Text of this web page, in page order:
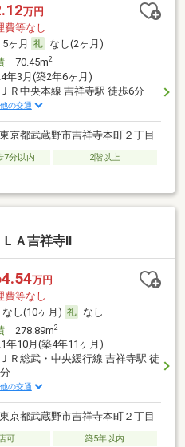
万円
費等なし
5ヶ月
なし(2ヶ月)
70.45m2
年3月(築2年6ヶ月)
ＪＲ中央本線 吉祥寺駅 徒歩6分
の交通
東京都武蔵野市吉祥寺本町２丁目
7分以内
2階以上
Ａ吉祥寺Ⅱ
万円
費等なし
なし(10ヶ月)
なし
278.89m2
年10月(築4年11ヶ月)
ＪＲ総武・中央緩行線 吉祥寺駅 徒
の交通
東京都武蔵野市吉祥寺本町２丁目
可 築5年以内